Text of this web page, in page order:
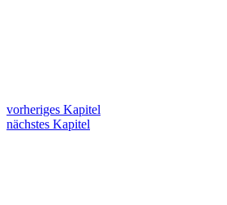
vorheriges Kapitel
nächstes Kapitel